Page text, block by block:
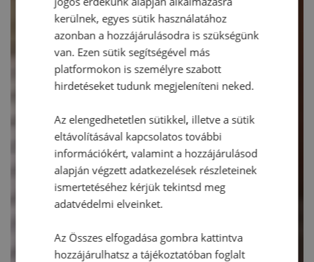
kerülnek, egyes sütik használatához
azonban a hozzájárulásodra is szükségünk
van. Ezen sütik segítségével más
platformokon is személyre szabott
hirdetéseket tudunk megjeleníteni neked.
Az elengedhetetlen sütikkel, illetve a sütik
eltávolításával kapcsolatos további
információkért, valamint a hozzájárulásod
alapján végzett adatkezelések részleteinek
ismertetéséhez kérjük tekintsd meg
adatvédelmi elveinket.
Az Összes elfogadása gombra kattintva
hozzájárulhatsz a tájékoztatóban foglalt